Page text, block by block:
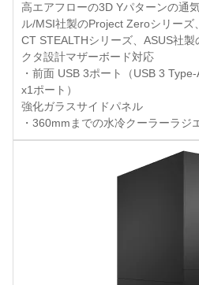
高エアフローの3D Yパターンの通
ル/MSI社製のProject Zeroシリーズ
CT STEALTHシリーズ、ASUS社
クタ設計マザーボード対応
・前面 USB 3ポート（USB 3
x1ポート）
強化ガラスサイドパネル
・360mmまでの水冷クーラーラジ